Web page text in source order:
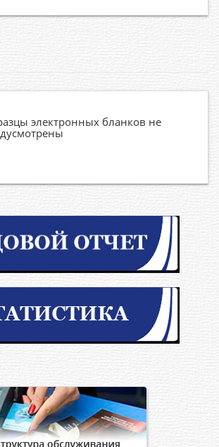
электронных бланков не